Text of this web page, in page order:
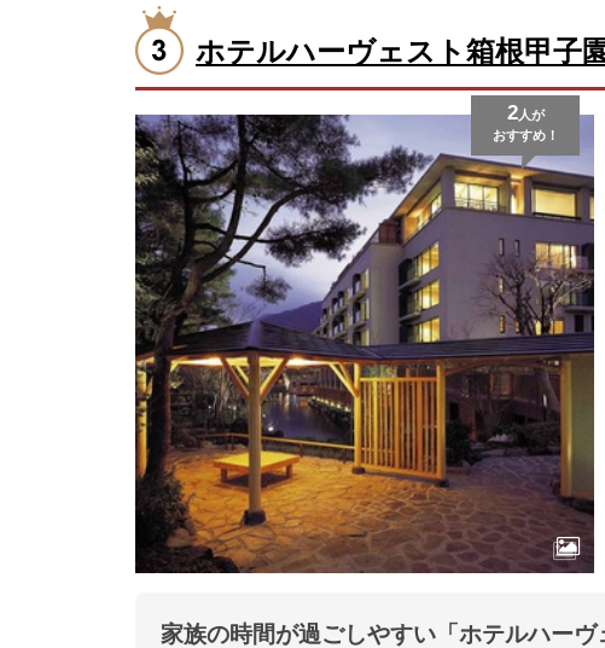
ホテルハーヴェスト箱根甲子
2人が
おすすめ！
家族の時間が過ごしやすい「ホテルハーヴ